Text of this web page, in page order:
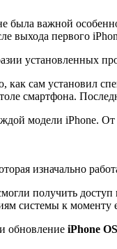
была важной
выхода первого
установленных
сам установил
смартфона.
модели iPhone. От
изначально
получить
системы к моменту
обновление iPhone